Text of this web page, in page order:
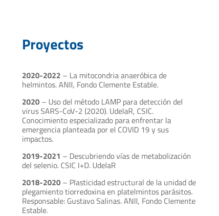
Proyectos
2020-2022 – La mitocondria anaeróbica de
helmintos. ANII, Fondo Clemente Estable.
2020– Uso del método LAMP para detección del
virus SARS-CoV-2 (2020). UdelaR, CSIC.
Conocimiento especializado para enfrentar la
emergencia planteada por el COVID 19 y sus
impactos.
2019-2021 – Descubriendo vías de metabolización
del selenio. CSIC I+D. UdelaR
2018-2020– Plasticidad estructural de la unidad de
plegamiento tiorredoxina en platelmintos parásitos.
Responsable: Gustavo Salinas. ANII, Fondo Clemente
Estable.